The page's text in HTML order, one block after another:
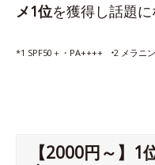
メ1位を獲得し話題に
*1 SPF50＋・PA++++ ⁺2 メラニ
【2000円～】